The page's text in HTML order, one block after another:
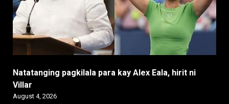
Natatanging pagkilala para kay Alex Eala, hirit ni
Villar
August 4, 2026